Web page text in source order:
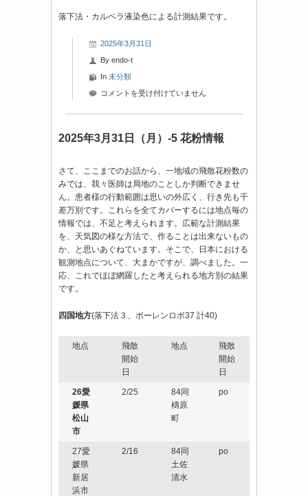
落下法・カルベラ液染色による計測結果です。
2025年3月31日
By endo-t
In 未分類
2025
月
31
（月）-6
花
粉
情
報
は
コメントを受け付けていません
2025年3月31日（月）-5 花粉情報
さて、ここまでのお話から、一地域の飛散花粉数の
みでは、我々医師は局地のことしか判断できませ
ん。患者様の行動範囲は思いの外広く、行き先も千
差万別です。これらを全てカバーするには地点毎の
情報では、不足と考えられます。広範な計測結果
を、天気図の様な方法で、作ることは出来ないもの
か、と思いあぐねています。そこで、日本における
観測地点について、大まかですが、調べました。一
応、これでほぼ網羅したと考えられる地方別の結果
です。
四国地方(落下法３、ポーレンロボ37 計40)
地点
飛散
開始
日
地点
飛散
開始
日
26愛
媛県
松山
市
2/25
84同
檮原
町
po
27愛
媛県
新居
浜市
2/16
84同
土佐
清水
po